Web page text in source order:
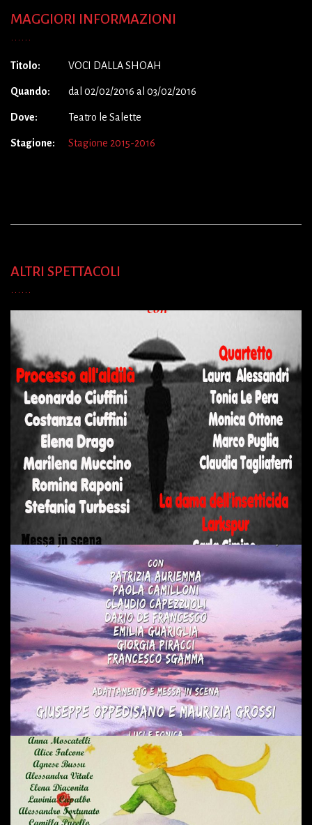
MAGGIORI INFORMAZIONI
Titolo: VOCI DALLA SHOAH
Quando: dal 02/02/2016 al 03/02/2016
Dove: Teatro le Salette
Stagione: Stagione 2015-2016
ALTRI SPETTACOLI